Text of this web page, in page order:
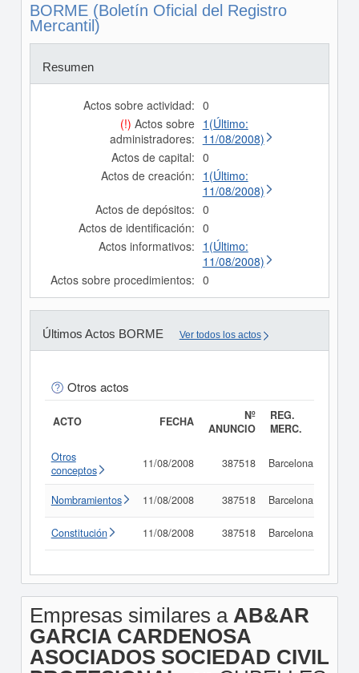
BORME (Boletín Oficial del Registro
Mercantil)
Resumen
Actos sobre actividad: 0
(!) Actos sobre
administradores:
1(Último:
11/08/2008)
Actos de capital: 0
Actos de creación: 1(Último:
11/08/2008)
Actos de depósitos: 0
Actos de identificación: 0
Actos informativos: 1(Último:
11/08/2008)
Actos sobre procedimientos: 0
Últimos Actos BORME Ver todos los actos
Otros actos
ACTO FECHA
Nº
ANUNCIO
REG.
MERC.
Otros
conceptos
11/08/2008 387518 Barcelona
Nombramientos 11/08/2008 387518 Barcelona
Constitución 11/08/2008 387518 Barcelona
Empresas similares a AB&AR
GARCIA CARDENOSA
ASOCIADOS SOCIEDAD CIVIL